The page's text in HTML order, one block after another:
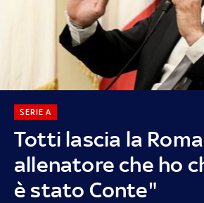
Totti lascia la
allenatore che ho
è stato Conte"
SERIE A